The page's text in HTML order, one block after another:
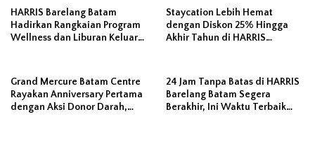
HARRIS Barelang Batam
Hadirkan Rangkaian Program
Wellness dan Liburan Keluarga
Staycation Lebih Hemat
dengan Diskon 25% Hingga
Akhir Tahun di HARRIS
Grand Mercure Batam Centre
Rayakan Anniversary Pertama
dengan Aksi Donor Darah,
24 Jam Tanpa Batas di HARRIS
Barelang Batam Segera
Berakhir, Ini Waktu Terbaik